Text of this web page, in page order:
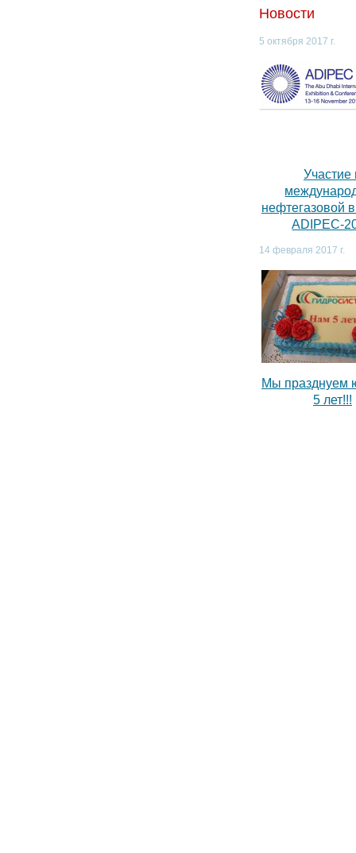
Новости
5 октября 2017 г.
Участие
нефтегазовой
ADIPEC-
14 февраля 2017 г.
Мы празднуем
5 лет!!!